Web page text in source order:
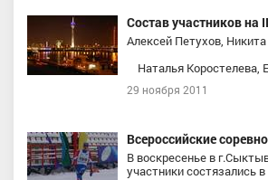
Состав участников
Алексей Петухов,
Наталья Коростелева,
29 ноября 2011
Всероссийские
В воскресенье в
участники состязались